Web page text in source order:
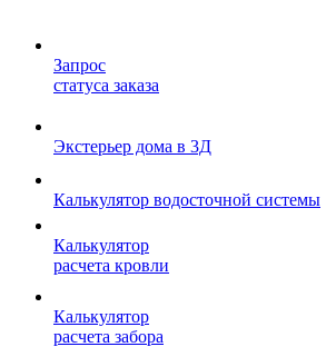
Запрос
статуса заказа
Экстерьер дома в 3Д
Калькулятор водосточной системы
Калькулятор
расчета кровли
Калькулятор
расчета забора